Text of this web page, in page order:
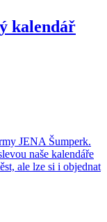
kalendář
JENA Šumperk.
naše kalendáře
ale lze si i objednat